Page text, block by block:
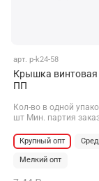
арт.p-k24-58
Крышка
ПП
Кол-во в одной
шт Мин. партия
Крупный опт
Мелкий опт